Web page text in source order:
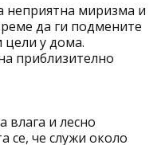
неприятна миризма и
да ги подмените
цели у дома.
приблизително
влага и лесно
се, че служи около